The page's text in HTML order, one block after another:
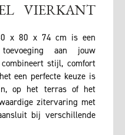
VIERKANT
x 80 x 74 cm is een
aan jouw
stijl, comfort
een perfecte keuze is
op het terras of het
zitervaring met
bij verschillende